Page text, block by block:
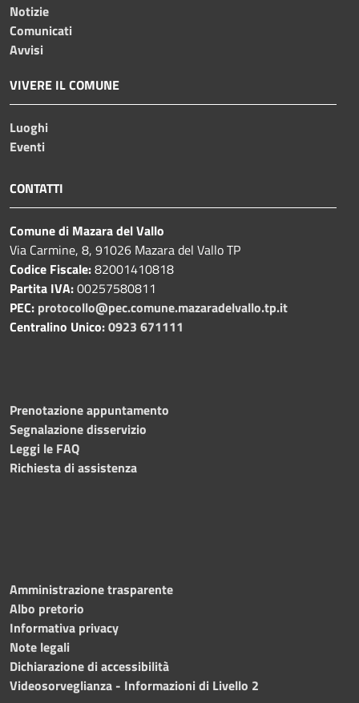
Notizie
Comunicati
Avvisi
VIVERE IL COMUNE
Luoghi
Eventi
CONTATTI
Comune di Mazara del Vallo
Via Carmine, 8, 91026 Mazara del Vallo TP
Codice Fiscale:82001410818
Partita IVA:00257580811
PEC: protocollo@pec.comune.mazaradelvallo.tp.it
Centralino Unico:0923 671111
Prenotazione appuntamento
Segnalazione disservizio
Leggi le FAQ
Richiesta di assistenza
Amministrazione trasparente
Albo pretorio
Informativa privacy
Note legali
Dichiarazione di accessibilità
Videosorveglianza - Informazioni di Livello 2